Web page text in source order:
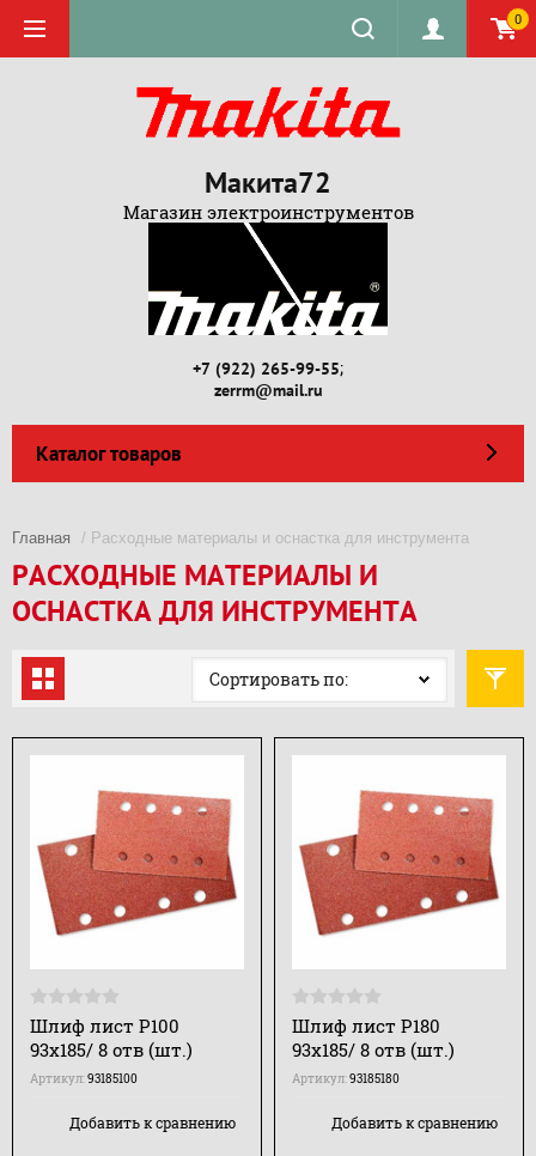
0
Макита72
Магазин электроинструментов
+7 (922) 265-99-55;
zerrm@mail.ru
Каталог товаров
Главная / Расходные материалы и оснастка для инструмента
РАСХОДНЫЕ МАТЕРИАЛЫ И
ОСНАСТКА ДЛЯ ИНСТРУМЕНТА
Сортировать по:
Шлиф лист Р100
93х185/ 8 отв (шт.)
Артикул:93185100
Добавить к сравнению
Шлиф лист Р180
93х185/ 8 отв (шт.)
Артикул:93185180
Добавить к сравнению